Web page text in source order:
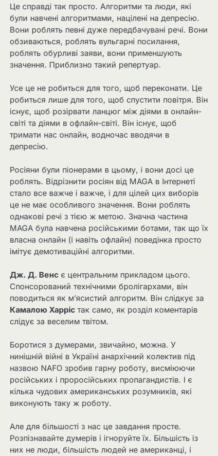
Це справді так просто. Алгоритми та люди, які
були навчені алгоритмами, націлені на депресію.
Вони роблять певні дуже передбачувані речі. Вони
обзиваються, роблять вульгарні посилання,
роблять обурливі заяви, вони применшують
значення. Приблизно такий репертуар.
Усе це не робиться для того, щоб переконати. Це
робиться лише для того, щоб спустити повітря. Він
існує, щоб розірвати ланцюг між діями в онлайн-
світі та діями в офлайн-світі. Він існує, щоб
тримати нас онлайн, водночас вводячи в
депресію.
Росіяни були піонерами в цьому, і вони досі це
роблять. Відрізнити росіян від MAGA в Інтернеті
стало все важче і важче, і для цілей цих виборів
це не має особливого значення. Вони роблять
однакові речі з тією ж метою. Значна частина
MAGA була навчена російськими ботами, так що їх
власна онлайн (і навіть офлайн) поведінка просто
імітує демотиваційні алгоритми.
Дж. Д. Венс є центральним прикладом цього.
Спонсорований технічними бролігархами, він
поводиться як м’ясистий алгоритм. Він слідкує за
Камалою Харріс так само, як розділ коментарів
слідує за веселим твітом.
Боротися з думерами, звичайно, можна. У
нинішній війні в Україні анархічний колектив під
назвою NAFO зробив гарну роботу, висміюючи
російських і проросійських пропагандистів. І є
кілька чудових американських розумників, які
виконують таку ж роботу.
Але для більшості з нас це завдання просте.
Розпізнавайте думерів і ігноруйте їх. Більшість із
них не люди, більшість людей не американці, і